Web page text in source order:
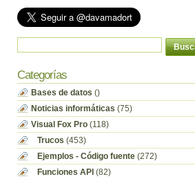
Categorías
Bases de datos ()
Noticias informáticas (75)
Visual Fox Pro(118)
Trucos (453)
Ejemplos - Código fuente(272)
Funciones API (82)